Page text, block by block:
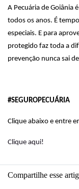
A Pecuária de Goiânia
todos os anos. É
especiais. E para
protegido faz toda a
prevenção nunca sai
#SEGUROPECUÁRIA
Clique abaixo e entre
Clique aqui!
Compartilhe esse